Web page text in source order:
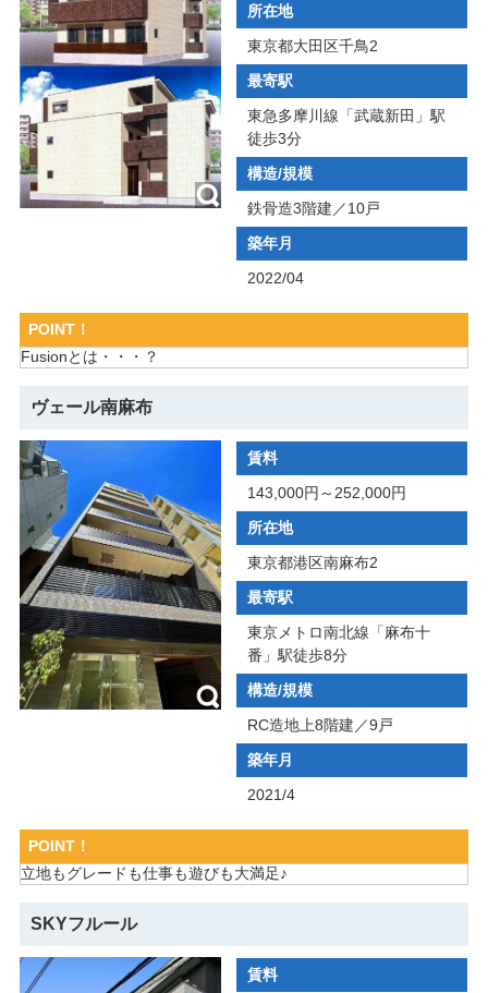
所在地
東京都大田区千鳥2
最寄駅
東急多摩川線「武蔵新田」駅
徒歩3分
構造/規模
鉄骨造3階建／10戸
築年月
2022/04
POINT！
Fusionとは・・・？
ヴェール南麻布
賃料
143,000円～252,000円
所在地
東京都港区南麻布2
最寄駅
東京メトロ南北線「麻布十
番」駅徒歩8分
構造/規模
RC造地上8階建／9戸
築年月
2021/4
POINT！
立地もグレードも仕事も遊びも大満足♪
SKYフルール
賃料